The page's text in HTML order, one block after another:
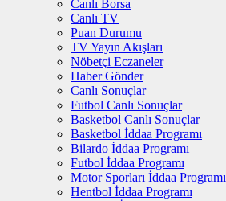
Canlı Borsa
Canlı TV
Puan Durumu
TV Yayın Akışları
Nöbetçi Eczaneler
Haber Gönder
Canlı Sonuçlar
Futbol Canlı Sonuçlar
Basketbol Canlı Sonuçlar
Basketbol İddaa Programı
Bilardo İddaa Programı
Futbol İddaa Programı
Motor Sporları İddaa Programı
Hentbol İddaa Programı